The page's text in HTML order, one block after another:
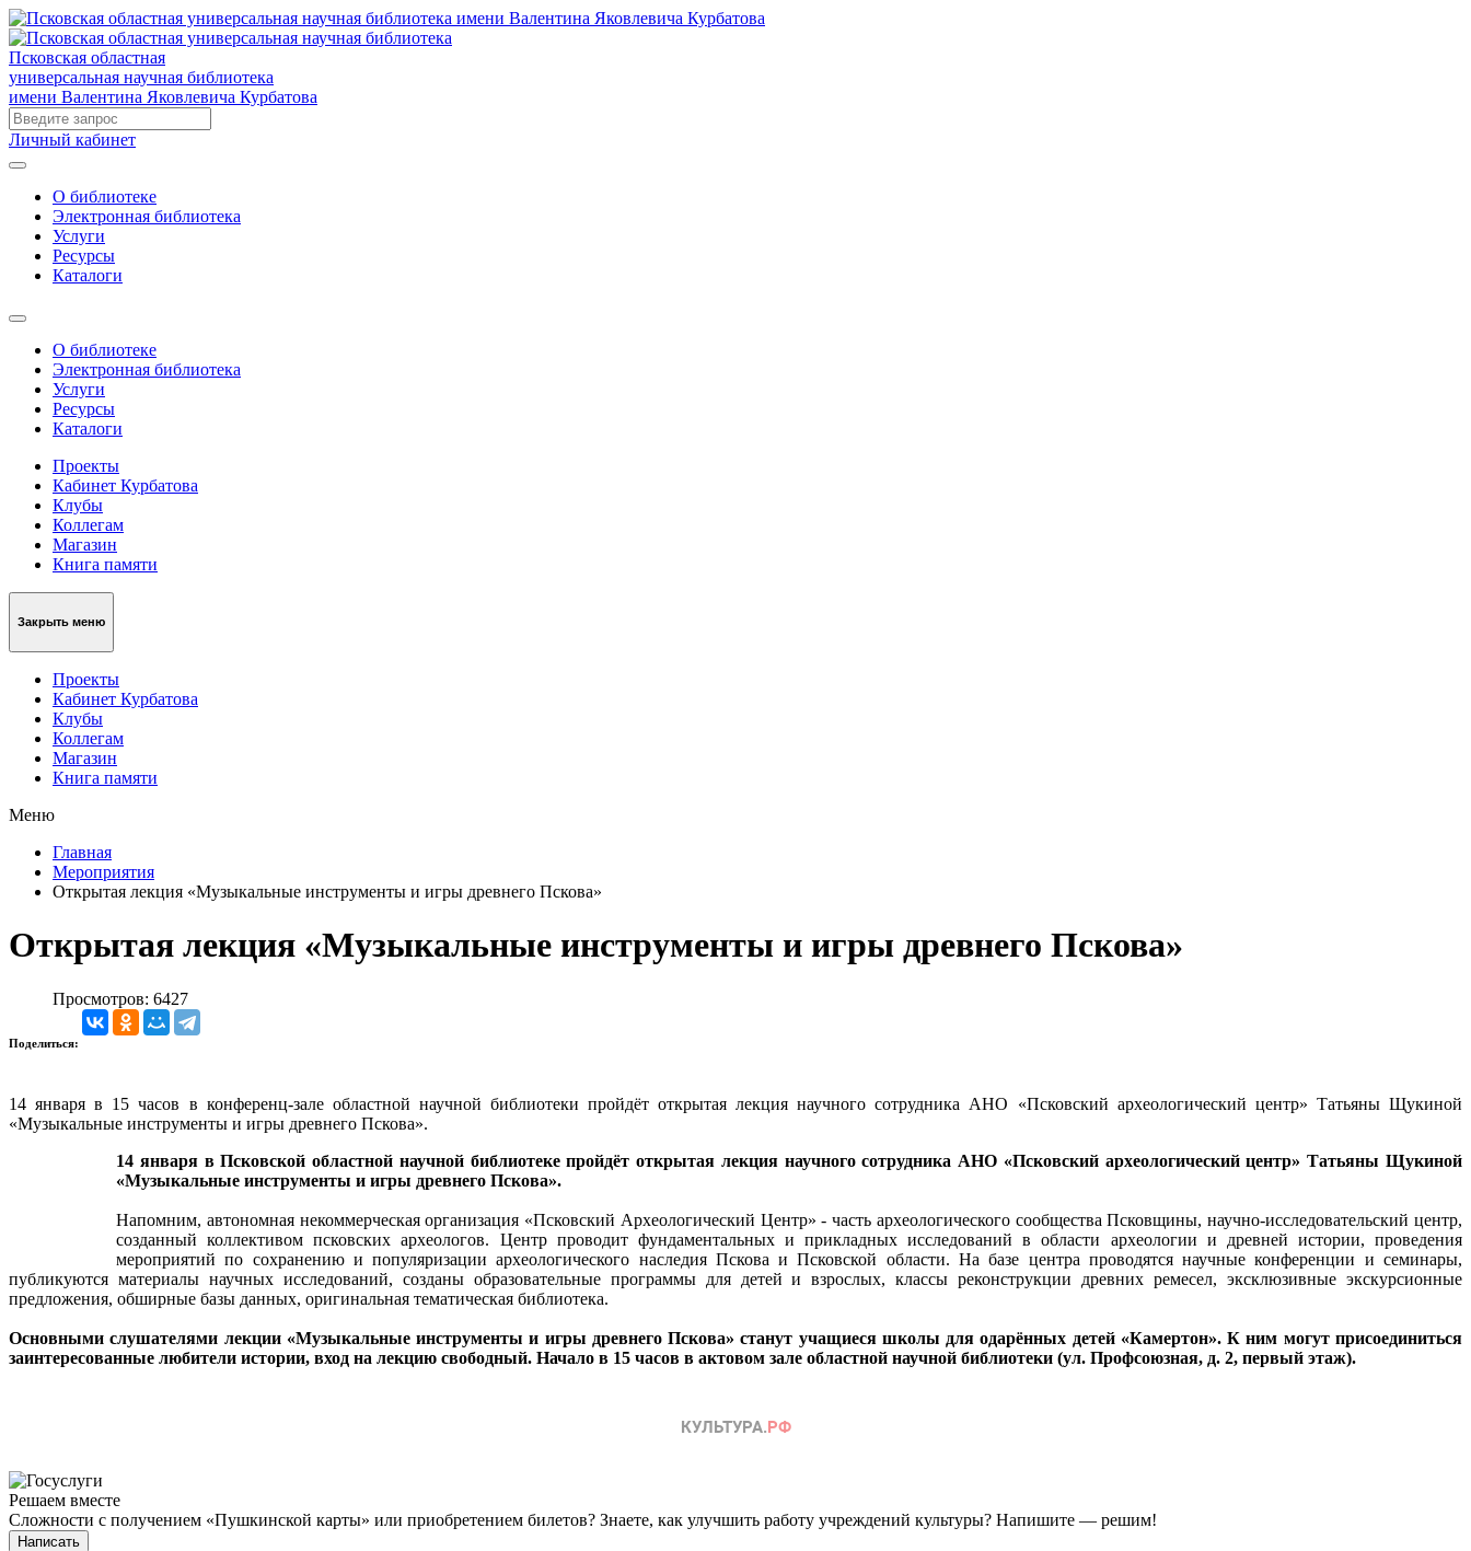
Псковская областная
универсальная научная библиотека
имени Валентина Яковлевича Курбатова
Личный кабинет
О библиотеке
Электронная библиотека
Услуги
Ресурсы
Каталоги
О библиотеке
Электронная библиотека
Услуги
Ресурсы
Каталоги
Проекты
Кабинет Курбатова
Клубы
Коллегам
Магазин
Книга памяти
Закрыть меню
Проекты
Кабинет Курбатова
Клубы
Коллегам
Магазин
Книга памяти
Меню
Главная
Мероприятия
Открытая лекция «Музыкальные инструменты и игры древнего Пскова»
Открытая лекция «Музыкальные инструменты и игры древнего Пскова»
Просмотров: 6427
Поделиться:
14 января в 15 часов в конференц-зале областной научной библиотеки пройдёт открытая лекция научного сотрудника АНО «Псковский археологический центр» Татьяны Щукиной
«Музыкальные инструменты и игры древнего Пскова».
14 января в Псковской областной научной библиотеке пройдёт открытая лекция научного сотрудника АНО «Псковский археологический центр» Татьяны Щукиной
«Музыкальные инструменты и игры древнего Пскова».
Напомним, автономная некоммерческая организация «Псковский Археологический Центр» - часть археологического сообщества Псковщины, научно-исследовательский центр,
созданный коллективом псковских археологов. Центр проводит фундаментальных и прикладных исследований в области археологии и древней истории, проведения
мероприятий по сохранению и популяризации археологического наследия Пскова и Псковской области. На базе центра проводятся научные конференции и семинары,
публикуются материалы научных исследований, созданы образовательные программы для детей и взрослых, классы реконструкции древних ремесел, эксклюзивные экскурсионные
предложения, обширные базы данных, оригинальная тематическая библиотека.
Основными слушателями лекции «Музыкальные инструменты и игры древнего Пскова» станут учащиеся школы для одарённых детей «Камертон». К ним могут присоединиться
заинтересованные любители истории, вход на лекцию свободный. Начало в 15 часов в актовом зале областной научной библиотеки (ул. Профсоюзная, д. 2, первый этаж).
Решаем вместе
Сложности с получением «Пушкинской карты» или приобретением билетов? Знаете, как улучшить работу учреждений культуры? Напишите — решим!
Написать